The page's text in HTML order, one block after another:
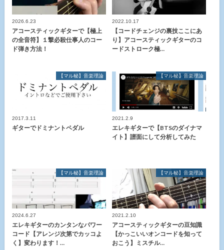
2026.6.23
アコースティックギターで【極上
の全音符】１撃必殺仕事人のコー
ド弾き方法！
2022.10.17
【コードチェンジの裏技ここにあ
り】アコースティックギターのコ
ードストローク極…
【マル秘】音楽理論
2017.3.11
ギターでドミナントペダル
【マル秘】音楽理論
2021.2.9
エレキギターで【BTSのダイナマ
イト】譜面にして分析してみた
【マル秘】音楽理論
2024.6.27
エレキギターのカンタンなパワー
コード【アレンジ次第でカッコよ
く】変わります！…
【マル秘】音楽理論
2021.2.10
アコースティックギターの豆知識
【かっこいいオンコードを知って
おこう】ミスチル…